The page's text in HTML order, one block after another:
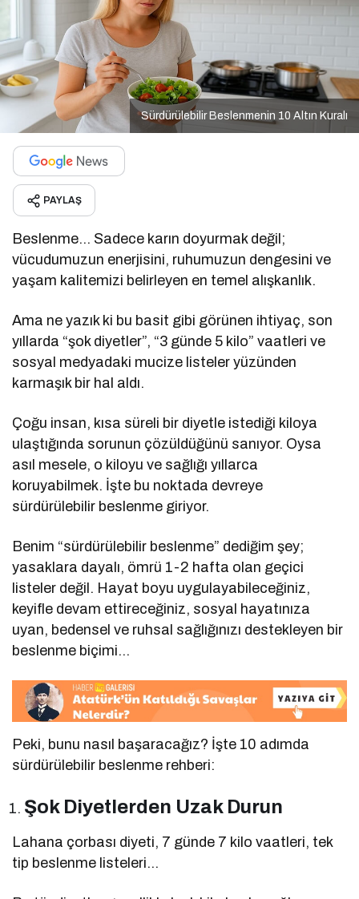
Sürdürülebilir Beslenmenin 10 Altın Kuralı
PAYLAŞ
Beslenme… Sadece karın doyurmak değil;
vücudumuzun enerjisini, ruhumuzun dengesini ve
yaşam kalitemizi belirleyen en temel alışkanlık.
Ama ne yazık ki bu basit gibi görünen ihtiyaç, son
yıllarda “şok diyetler”, “3 günde 5 kilo” vaatleri ve
sosyal medyadaki mucize listeler yüzünden
karmaşık bir hal aldı.
Çoğu insan, kısa süreli bir diyetle istediği kiloya
ulaştığında sorunun çözüldüğünü sanıyor. Oysa
asıl mesele, o kiloyu ve sağlığı yıllarca
koruyabilmek. İşte bu noktada devreye
sürdürülebilir beslenme giriyor.
Benim “sürdürülebilir beslenme” dediğim şey;
yasaklara dayalı, ömrü 1-2 hafta olan geçici
listeler değil. Hayat boyu uygulayabileceğiniz,
keyifle devam ettireceğiniz, sosyal hayatınıza
uyan, bedensel ve ruhsal sağlığınızı destekleyen bir
beslenme biçimi…
Peki, bunu nasıl başaracağız? İşte 10 adımda
sürdürülebilir beslenme rehberi:
Şok Diyetlerden Uzak Durun
Lahana çorbası diyeti, 7 günde 7 kilo vaatleri, tek
tip beslenme listeleri…